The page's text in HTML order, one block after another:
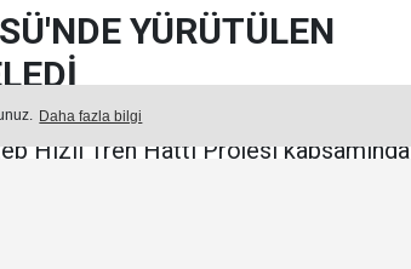
Daha fazla bilgi
YÜRÜTÜLEN
Hızlı Tren Hattı Projesi kapsamında